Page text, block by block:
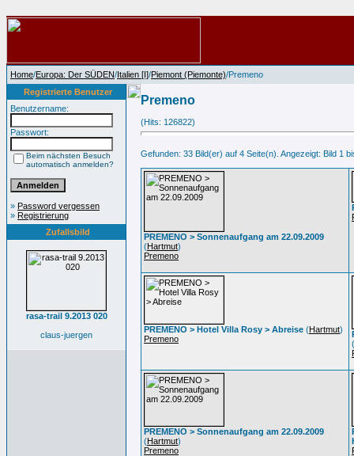
Home/Europa: Der SÜDEN/Italien [I]/Piemont (Piemonte)/Premeno
Registrierte Benutzer
Benutzername:
Passwort:
Beim nächsten Besuch
automatisch anmelden?
» Password vergessen
» Registrierung
Zufallsbild
rasa-trail 9.2013 020
claus-juergen
Premeno
(Hits: 126822)
Gefunden: 33 Bild(er) auf 4 Seite(n). Angezeigt: Bild 1
PREMENO > Sonnenaufgang am 22.09.2009
(Hartmut)
Premeno
PREMENO > Hotel Villa Rosy > Abreise (Hartmut)
Premeno
(
PREMENO > Sonnenaufgang am 22.09.2009
(Hartmut)
Premeno